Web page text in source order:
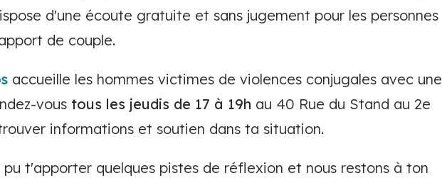
d'une écoute gratuite et sans jugement pour les personnes
de couple.
accueille les hommes victimes de violences conjugales avec une
vous tous les jeudis de 17 à 19h au 40 Rue du Stand au 2e
informations et soutien dans ta situation.
pu t'apporter quelques pistes de réflexion et nous restons à ton